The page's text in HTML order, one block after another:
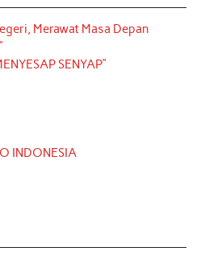
k
e
d
t
t
e
T
u
b
Merawat Masa Depan
SENYAP”
INDONESIA